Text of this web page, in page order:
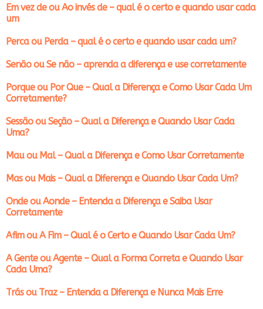
Em vez de ou Ao invés de – qual é o certo e quando usar cada
um
Perca ou Perda – qual é o certo e quando usar cada um?
Senão ou Se não – aprenda a diferença e use corretamente
Porque ou Por Que – Qual a Diferença e Como Usar Cada Um
Corretamente?
Sessão ou Seção – Qual a Diferença e Quando Usar Cada
Uma?
Mau ou Mal – Qual a Diferença e Como Usar Corretamente
Mas ou Mais – Qual a Diferença e Quando Usar Cada Um?
Onde ou Aonde – Entenda a Diferença e Saiba Usar
Corretamente
Afim ou A Fim – Qual é o Certo e Quando Usar Cada Um?
A Gente ou Agente – Qual a Forma Correta e Quando Usar
Cada Uma?
Trás ou Traz – Entenda a Diferença e Nunca Mais Erre